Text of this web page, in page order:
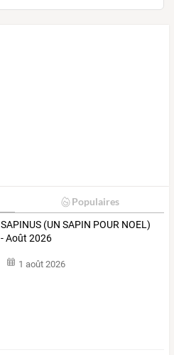
Populaires
SAPINUS (UN SAPIN POUR NOEL)
- Août 2026
1 août 2026